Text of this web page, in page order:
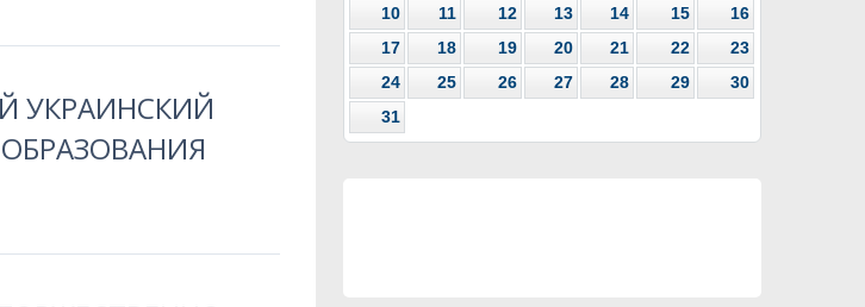
УКРАИНСКИЙ
10
11 12 13 14 15
16
17
18 19 20 21 22
23
24
25 26 27 28 29
30
31